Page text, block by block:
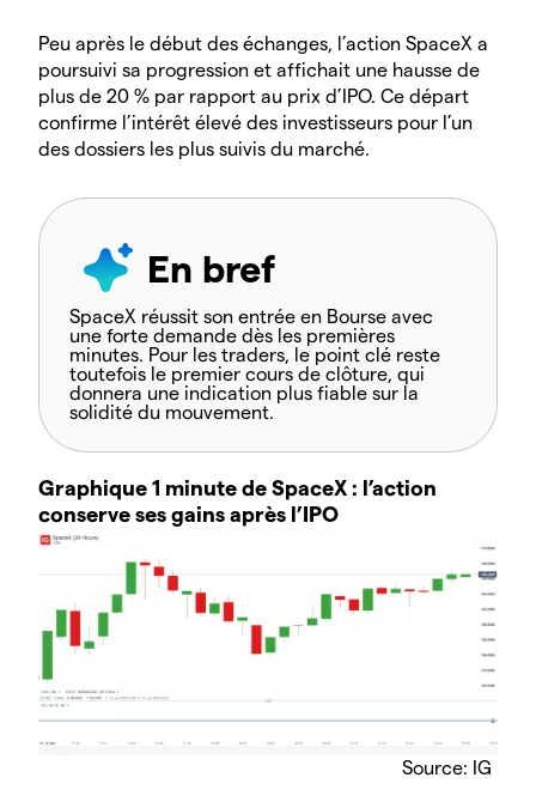
Peu après le début des échanges, l’action SpaceX a
poursuivi sa progression et affichait une hausse de
plus de 20 % par rapport au prix d’IPO. Ce départ
confirme l’intérêt élevé des investisseurs pour l’un
des dossiers les plus suivis du marché.
En bref
SpaceX réussit son entrée en Bourse avec
une forte demande dès les premières
minutes. Pour les traders, le point clé reste
toutefois le premier cours de clôture, qui
donnera une indication plus fiable sur la
solidité du mouvement.
Graphique 1 minute de SpaceX : l’action
conserve ses gains après l’IPO
Source: IG